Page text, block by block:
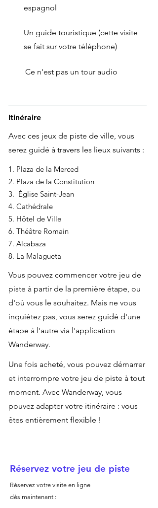
espagnol
Un guide touristique (cette visite
se fait sur votre téléphone)
Ce n'est pas un tour audio
Itinéraire
Avec ces jeux de piste de ville, vous
serez guidé à travers les lieux suivants :
1. Plaza de la Merced
2. Plaza de la Constitution
3. Église Saint-Jean
4. Cathédrale
5. Hôtel de Ville
6. Théâtre Romain
7. Alcabaza
8. La Malagueta
Vous pouvez commencer votre jeu de
piste à partir de la première étape, ou
d'où vous le souhaitez. Mais ne vous
inquiétez pas, vous serez guidé d'une
étape à l'autre via l'application
Wanderway.
Une fois acheté, vous pouvez démarrer
et interrompre votre jeu de piste à tout
moment. Avec Wanderway, vous
pouvez adapter votre itinéraire : vous
êtes entièrement flexible !
Réservez votre jeu de piste
Réservez votre visite en ligne
dès maintenant :